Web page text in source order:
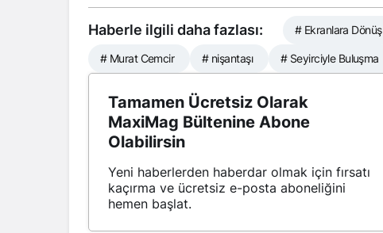
Haberle ilgili daha fazlası: # Ekranlara Dönüş
# Murat Cemcir # nişantaşı # Seyirciyle Buluşma
Tamamen Ücretsiz Olarak
MaxiMag Bültenine Abone
Olabilirsin
Yeni haberlerden haberdar olmak için fırsatı
kaçırma ve ücretsiz e-posta aboneliğini
hemen başlat.